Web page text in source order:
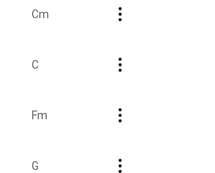
Cm
C
Fm
G